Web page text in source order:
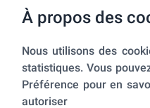
À propos des
Nous utilisons des
statistiques. Vous
Préférence pour en
autoriser
des cookies
de confidentialité
SmartLink
SmartLink : Politique de
site